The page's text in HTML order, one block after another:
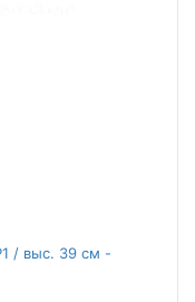
/ выс. 39 см -